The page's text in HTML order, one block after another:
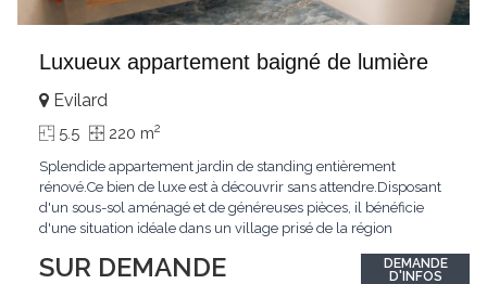
Luxueux appartement baigné de lumière
SUR DEMANDE
Evilard
5.5 220 m2
Splendide appartement jardin de standing entièrement
rénové.Ce bien de luxe est à découvrir sans attendre.Disposant
d'un sous-sol aménagé et de généreuses pièces, il bénéficie
d'une situation idéale dans un village prisé de la région
hors du commun tout au long de la journée.Points forts:4DEMANDE
D'INFOS